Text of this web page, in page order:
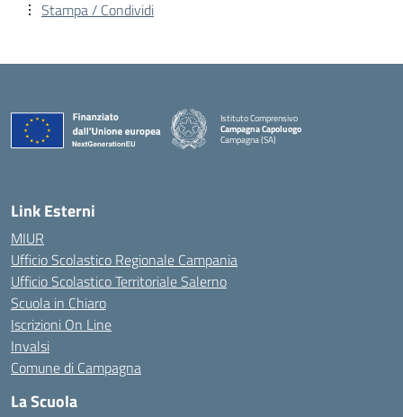
Stampa / Condividi
Istituto Comprensivo
Campagna Capoluogo
Campagna (SA)
Link Esterni
MIUR
Ufficio Scolastico Regionale Campania
Ufficio Scolastico Territoriale Salerno
Scuola in Chiaro
Iscrizioni On Line
Invalsi
Comune di Campagna
La Scuola